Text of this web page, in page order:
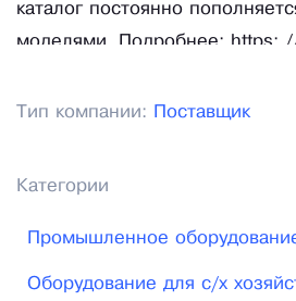
каталог постоянно
моделями. Подробнее: https:
Тип компании: Поставщик
Категории
Промышленное
Оборудование для с/х